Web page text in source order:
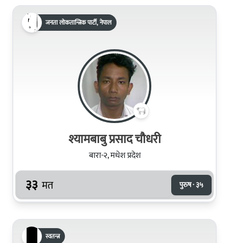
जनता लोकतान्त्रिक पार्टी, नेपाल
श्यामबाबु प्रसाद चौधरी
बारा-२, मधेश प्रदेश
३३ मत पुरुष · ३५
स्वतन्त्र